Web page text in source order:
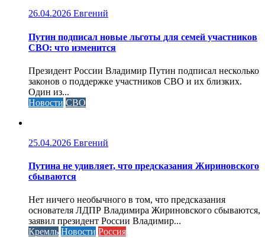
26.04.2026 Евгений
Путин подписал новые льготы для семей участников
СВО: что изменится
Президент России Владимир Путин подписал несколько
законов о поддержке участников СВО и их близких.
Один из...
Новости СВО
25.04.2026 Евгений
Путина не удивляет, что предсказания Жириновского
сбываются
Нет ничего необычного в том, что предсказания
основателя ЛДПР Владимира Жириновского сбываются,
заявил президент России Владимир...
Кремль Новости Россия